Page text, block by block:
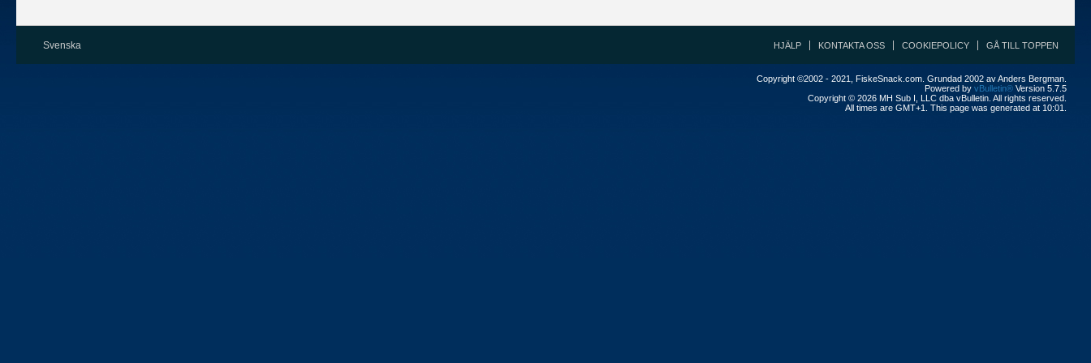
Svenska HJÄLP KONTAKTA OSS COOKIEPOLICY GÅ TILL TOPPEN
Copyright ©2002 - 2021, FiskeSnack.com. Grundad 2002 av Anders Bergman.
Powered by vBulletin® Version 5.7.5
Copyright © 2026 MH Sub I, LLC dba vBulletin. All rights reserved.
All times are GMT+1. This page was generated at 10:01.